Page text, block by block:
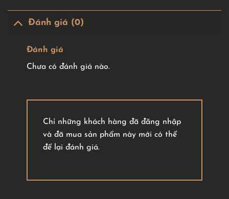
Đánh giá (0)
Đánh giá
Chưa có đánh giá nào.
Chỉ những khách hàng đã đăng nhập
và đã mua sản phẩm này mới có thể
để lại đánh giá.